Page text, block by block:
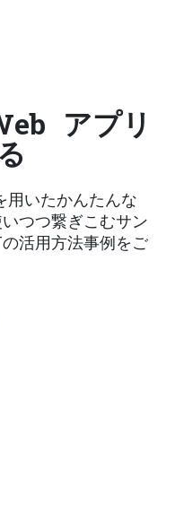
アプリ
用いたかんたんな
つつ繋ぎこむサン
活用方法事例をご